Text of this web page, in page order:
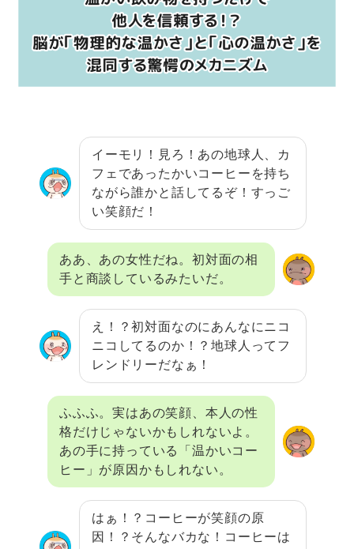
イーモリ！見ろ！あの地球人、カ
フェであったかいコーヒーを持ち
ながら誰かと話してるぞ！すっご
い笑顔だ！
ああ、あの女性だね。初対面の相
手と商談しているみたいだ。
え！？初対面なのにあんなにニコ
ニコしてるのか！？地球人ってフ
レンドリーだなぁ！
ふふふ。実はあの笑顔、本人の性
格だけじゃないかもしれないよ。
あの手に持っている「温かいコー
ヒー」が原因かもしれない。
はぁ！？コーヒーが笑顔の原
因！？そんなバカな！コーヒーは